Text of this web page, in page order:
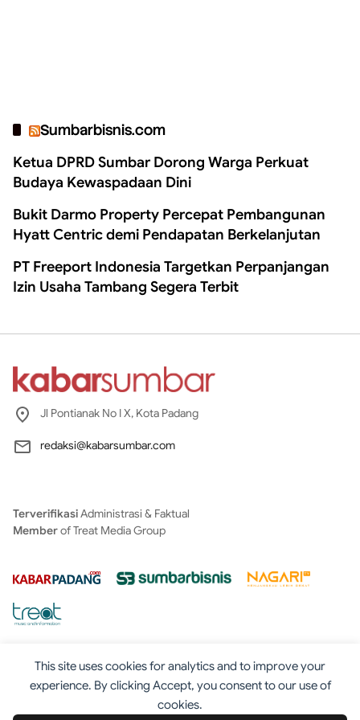
This site uses cookies for analytics and to improve your
experience. By clicking Accept, you consent to our use of
cookies.
Sumbarbisnis.com
Ketua DPRD Sumbar Dorong Warga Perkuat
Budaya Kewaspadaan Dini
Bukit Darmo Property Percepat Pembangunan
Hyatt Centric demi Pendapatan Berkelanjutan
PT Freeport Indonesia Targetkan Perpanjangan
Izin Usaha Tambang Segera Terbit
Jl Pontianak No I X, Kota Padang
redaksi@kabarsumbar.com
TerverifikasiAdministrasi & Faktual
Memberof Treat Media Group
Tentang Redaksi Kontak Disclaimer Iklan